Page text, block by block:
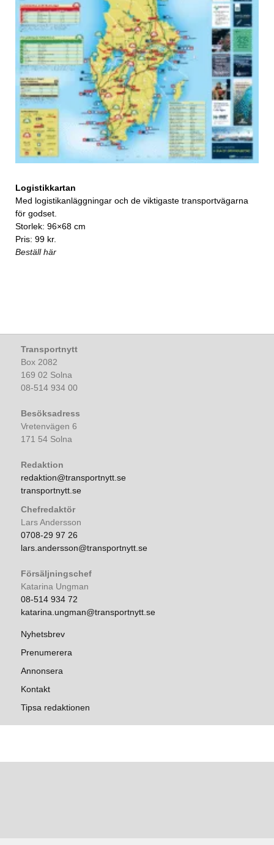
Logistikkartan
Med logistikanläggningar och de viktigaste transportvägarna
för godset.
Storlek: 96×68 cm
Pris: 99 kr.
Beställ här
Transportnytt
Box 2082
169 02 Solna
08-514 934 00
Besöksadress
Vretenvägen 6
171 54 Solna
Redaktion
redaktion@transportnytt.se
transportnytt.se
Chefredaktör
Lars Andersson
0708-29 97 26
lars.andersson@transportnytt.se
Försäljningschef
Katarina Ungman
08-514 934 72
katarina.ungman@transportnytt.se
Nyhetsbrev
Prenumerera
Annonsera
Kontakt
Tipsa redaktionen